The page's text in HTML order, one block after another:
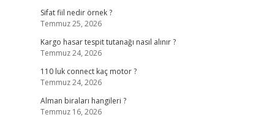
Sifat fiil nedir örnek ?
Temmuz 25, 2026
Kargo hasar tespit tutanağı nasıl alınır ?
Temmuz 24, 2026
110 luk connect kaç motor ?
Temmuz 24, 2026
Alman biraları hangileri ?
Temmuz 16, 2026